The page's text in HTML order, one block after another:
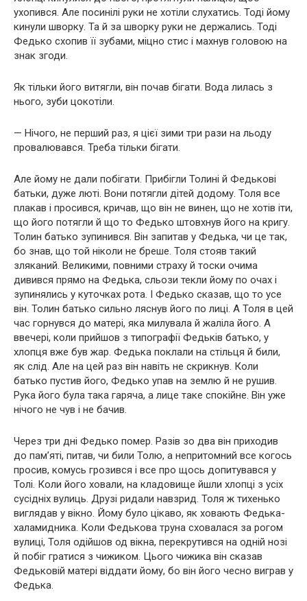
ухопився. Але посинілі руки не хотіли слухатись. Тоді йому
кинули шворку. Та й за шворку руки не держались. Тоді
Федько схопив її зубами, міцно стис і махнув головою на
знак згоди.
Як тільки його витягли, він почав бігати. Вода лилась з
нього, зуби цокотіли.
— Нічого, не перший раз, я цієї зими три рази на льоду
провалювався. Треба тільки бігати.
Але йому не дали побігати. Прибігли Толині й Федькові
батьки, дуже люті. Вони потягли дітей додому. Толя все
плакав і просився, кричав, що він не винен, що не хотів іти,
що його потягли й що то Федько штовхнув його на кригу.
Толин батько зупинився. Він запитав у Федька, чи це так,
бо знав, що той ніколи не бреше. Толя стояв такий
зляканий. Великими, повними страху й тоски очима
дивився прямо на Федька, сльози текли йому по очах і
зупинялись у куточках рота. І Федько сказав, що то усе
він. Толин батько сильно ляснув його по лиці. А Толя в цей
час горнувся до матері, яка милувала й жаліла його. А
ввечері, коли прийшов з типографії Федьків батько, у
хлопця вже був жар. Федька поклали на стільця й били,
як слід. Але на цей раз він навіть не скрикнув. Коли
батько пустив його, Федько упав на землю й не рушив.
Рука його була така гаряча, а лице таке спокійне. Він уже
нічого не чув і не бачив.
Через три дні Федько помер. Разів зо два він приходив
до пам’яті, питав, чи били Толю, а непритомний все когось
просив, комусь грозився і все про щось допитувався у
Толі. Коли його ховали, на кладовище йшли хлопці з усіх
сусідніх вулиць. Друзі ридали навзрид. Толя ж тихенько
виглядав у вікно. Йому було цікаво, як ховають Федька-
халамидника. Коли Федькова труна сховалася за рогом
вулиці, Толя одійшов од вікна, перекрутився на одній нозі
й побіг гратися з чижиком. Цього чижика він сказав
Федьковій матері віддати йому, бо він його чесно виграв у
Федька.